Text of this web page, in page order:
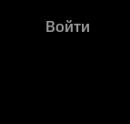
Войти